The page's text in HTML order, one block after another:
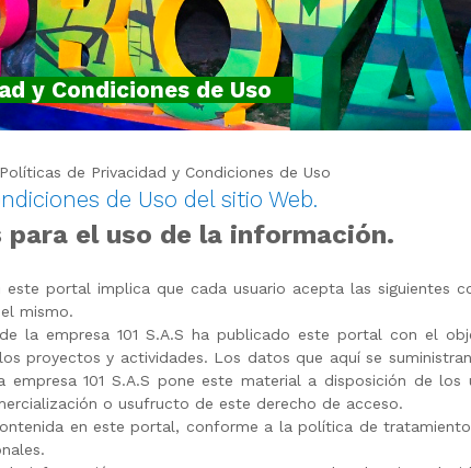
y Condiciones de Uso
Políticas de Privacidad y Condiciones de Uso
de Uso del sitio Web.
para el uso de la información.
portal implica que cada usuario acepta las siguientes
mismo.
la empresa 101 S.A.S ha publicado este portal con el
proyectos y actividades. Los datos que aquí se
101 S.A.S pone este material a disposición de
o usufructo de este derecho de acceso.
en este portal, conforme a la política de